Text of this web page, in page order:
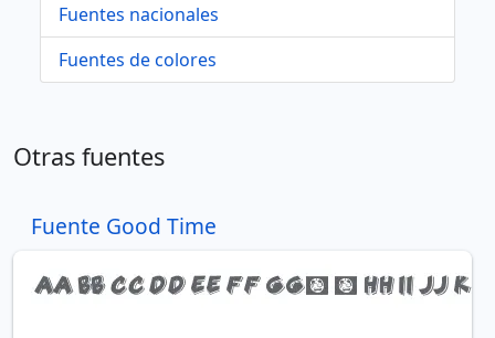
Fuentes nacionales
Fuentes de colores
Otras fuentes
Fuente Good Time